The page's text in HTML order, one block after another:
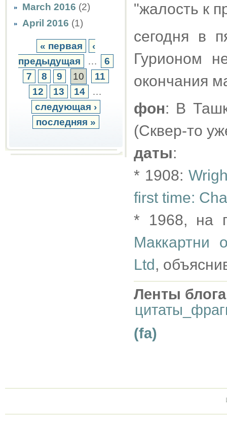
March 2016 (2)
April 2016 (1)
« первая
‹
предыдущая
…
6
7
8 9 10
11
12
13 14
…
следующая ›
последняя »
"жалость к
сегодня в
Гурионом
окончания
фон: В
(Сквер-то
даты:
* 1908:
first time:
* 1968, на
Маккартни
Ltd,
Ленты
(fa)